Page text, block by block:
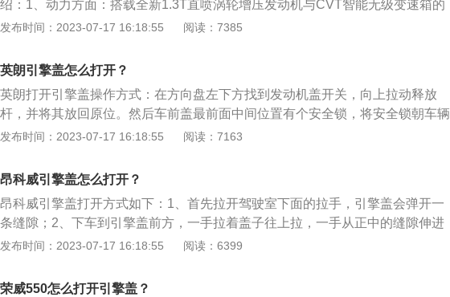
绍：1、动力方面：搭载全新1.3T直喷涡轮增压发动机与CVT智能无级变速箱的
新生代动力组合，响应迅捷，加速畅快。搭配高性能运动底盘，动力与操控珠联
造出更宽、更低的视觉效果，全面展现威朗与生俱来的运动气质。
发布时间：2023-07-17 16:18:55 阅读：7385
英朗引擎盖怎么打开？
英朗打开引擎盖操作方式：在方向盘左下方找到发动机盖开关，向上拉动释放
杆，并将其放回原位。然后车前盖最前面中间位置有个安全锁，将安全锁朝车辆
驾驶员侧移动，并打开发动机舱盖。以下是有关汽车发动机舱盖的更多资料：
关闭引擎盖时，降下引擎机舱盖，让其落锁固定。检查引擎机舱盖是否关紧。
2、禁止在发动机舱盖开启时驾车。开启的发动机舱盖会挡住驾驶员的视线。在
发动机舱盖开启时驾车会导致撞车事故，从而造成车辆或其它财产的损坏、人身
伤害甚至死亡。3、引擎盖采用橡胶发泡棉和铝箔材料制造而成，在降低发动机
噪音的时候，能够同时隔离由于发动机工作时产生的热量，有效保护引擎盖表面
发布时间：2023-07-17 16:18:55 阅读：7163
昂科威引擎盖怎么打开？
昂科威引擎盖打开方式如下：1、首先拉开驾驶室下面的拉手，引擎盖会弹开一
条缝隙；2、下车到引擎盖前方，一手拉着盖子往上拉，一手从正中的缝隙伸进
去，里面有一个扳手，用力往右拉，就可以把引擎盖打开。昂科威是上汽通用别
以选择，车身尺寸长为4686mm、宽为1839mm、高为1691mm，轴距为2750m
发布时间：2023-07-17 16:18:55 阅读：6399
荣威550怎么打开引擎盖？